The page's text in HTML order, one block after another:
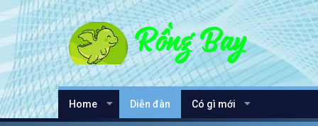
Home Diễn đàn Có gì mới